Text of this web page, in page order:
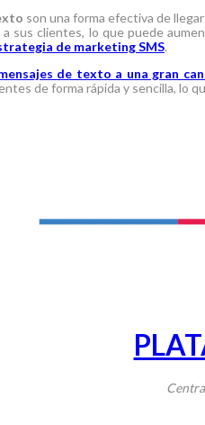
son una forma efectiva de
a sus clientes, lo que puede
de marketing SMS.
de texto a una gran
de forma rápida y sencilla, lo